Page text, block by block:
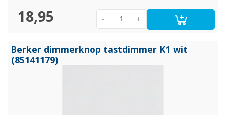
18,95 +
-
Berker dimmerknop tastdimmer K1 wit
(85141179)